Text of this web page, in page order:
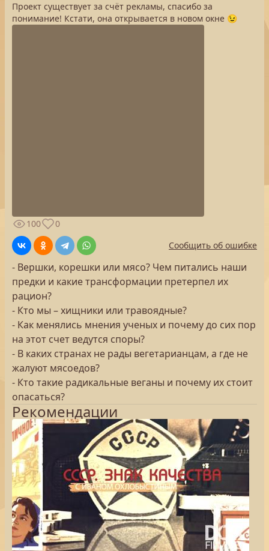
Проект существует за счёт рекламы, спасибо за
понимание! Кстати, она открывается в новом окне 😉
100
0
Сообщить об ошибке
- Вершки, корешки или мясо? Чем питались наши
предки и какие трансформации претерпел их
рацион?
- Кто мы – хищники или травоядные?
- Как менялись мнения ученых и почему до сих пор
на этот счет ведутся споры?
- В каких странах не рады вегетарианцам, а где не
жалуют мясоедов?
- Кто такие радикальные веганы и почему их стоит
опасаться?
Рекомендации